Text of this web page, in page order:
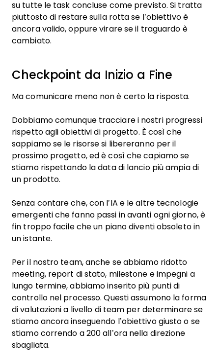
su tutte le task concluse come previsto. Si tratta
piuttosto di restare sulla rotta se l’obiettivo è
ancora valido, oppure virare se il traguardo è
cambiato.
Checkpoint da Inizio a Fine
Ma comunicare meno non è certo la risposta.
Dobbiamo comunque tracciare i nostri progressi
rispetto agli obiettivi di progetto. È così che
sappiamo se le risorse si libereranno per il
prossimo progetto, ed è così che capiamo se
stiamo rispettando la data di lancio più ampia di
un prodotto.
Senza contare che, con l’IA e le altre tecnologie
emergenti che fanno passi in avanti ogni giorno, è
fin troppo facile che un piano diventi obsoleto in
un istante.
Per il nostro team, anche se abbiamo ridotto
meeting, report di stato, milestone e impegni a
lungo termine, abbiamo inserito più punti di
controllo nel processo. Questi assumono la forma
di valutazioni a livello di team per determinare se
stiamo ancora inseguendo l’obiettivo giusto o se
stiamo correndo a 200 all’ora nella direzione
sbagliata.